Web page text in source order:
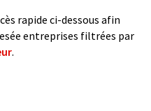
rapide ci-dessous afin
entreprises filtrées par
.